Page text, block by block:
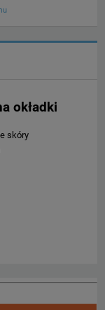
okładki
skóry